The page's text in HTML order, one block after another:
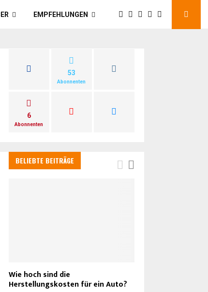
EMPFEHLUNGEN
53
Abonnenten
6
Abonnenten
BELIEBTE BEITRÄGE
Wie hoch sind die
Herstellungskosten für ein Auto?